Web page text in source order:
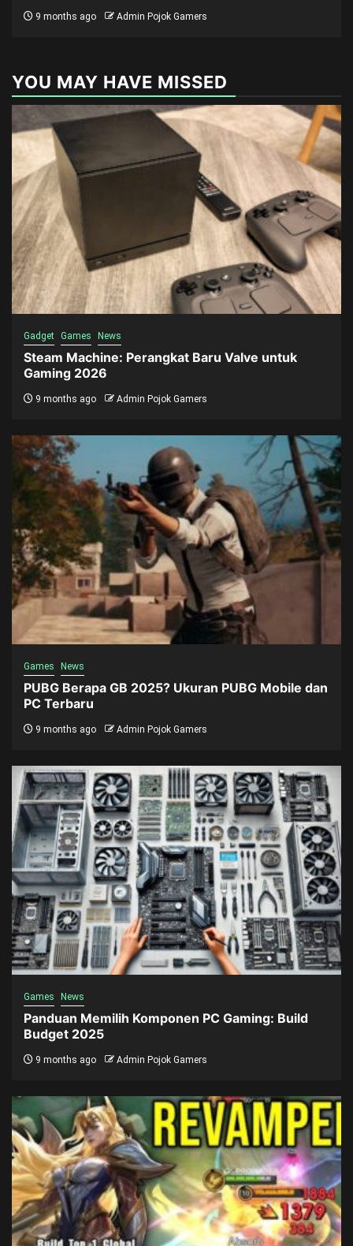
9 months ago Admin Pojok Gamers
YOU MAY HAVE MISSED
Gadget Games News
Steam Machine: Perangkat Baru Valve untuk
Gaming 2026
9 months ago Admin Pojok Gamers
Games News
PUBG Berapa GB 2025? Ukuran PUBG Mobile dan
PC Terbaru
9 months ago Admin Pojok Gamers
Games News
Panduan Memilih Komponen PC Gaming: Build
Budget 2025
9 months ago Admin Pojok Gamers